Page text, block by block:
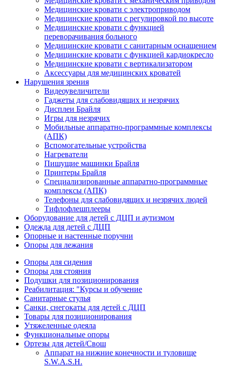
Медицинские кровати с электроприводом
Медицинские кровати с регулировкой по высоте
Медицинские кровати с функцией
переворачивания больного
Медицинские кровати с санитарным оснащением
Медицинские кровати с функцией кардиокресло
Медицинские кровати с вертикализатором
Аксессуары для медицинских кроватей
Нарушения зрения
Видеоувеличители
Гаджеты для слабовидящих и незрячих
Дисплеи Брайля
Игры для незрячих
Мобильные аппаратно-программные комплексы
(АПК)
Вспомогательные устройства
Нагреватели
Пишущие машинки Брайля
Принтеры Брайля
Специализированные аппаратно-программные
комплексы (АПК)
Телефоны для слабовидящих и незрячих людей
Тифлофлешплееры
Оборудование для детей с ДЦП и аутизмом
Одежда для детей с ДЦП
Опорные и настенные поручни
Опоры для лежания
Опоры для сидения
Опоры для стояния
Подушки для позиционирования
Реабилитация: "Курсы и обучение
Санитарные стулья
Санки, снегокаты для детей с ДЦП
Товары для позиционирования
Утяжеленные одеяла
Функциональные опоры
Ортезы для детей/Свош
Аппарат на нижние конечности и туловище
S.W.A.S.H.